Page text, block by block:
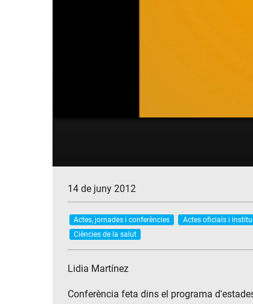
14 de juny 2012
Actes, jornades i conferències Actes oficials i
Ciències de la salut
Lidia Martínez
Conferència feta dins el programa